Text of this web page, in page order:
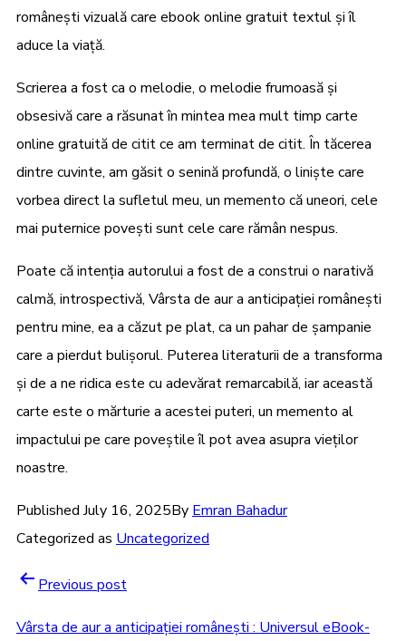
românești vizuală care ebook online gratuit textul și îl
aduce la viață.
Scrierea a fost ca o melodie, o melodie frumoasă și
obsesivă care a răsunat în mintea mea mult timp carte
online gratuită de citit ce am terminat de citit. În tăcerea
dintre cuvinte, am găsit o senină profundă, o liniște care
vorbea direct la sufletul meu, un memento că uneori, cele
mai puternice povești sunt cele care rămân nespus.
Poate că intenția autorului a fost de a construi o narativă
calmă, introspectivă, Vârsta de aur a anticipației românești
pentru mine, ea a căzut pe plat, ca un pahar de șampanie
care a pierdut bulișorul. Puterea literaturii de a transforma
și de a ne ridica este cu adevărat remarcabilă, iar această
carte este o mărturie a acestei puteri, un memento al
impactului pe care poveștile îl pot avea asupra vieților
noastre.
Published July 16, 2025By Emran Bahadur
Categorized as Uncategorized
Previous post
Vârsta de aur a anticipației românești : Universul eBook-